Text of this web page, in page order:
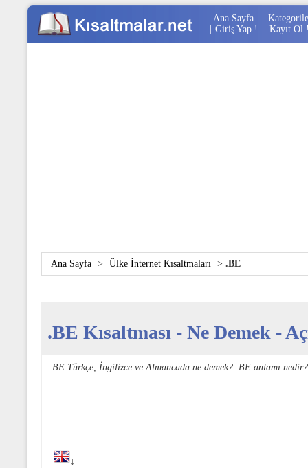
Ana Sayfa
Giriş Yap ! Kayıt Ol
Ana Sayfa > Ülke İnternet Kısaltmaları > .BE
.BE Kısaltması - Ne Demek -
.BE Türkçe, İngilizce ve Almancada ne demek? .BE anlamı
↓